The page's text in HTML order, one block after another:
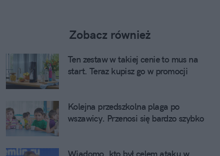
Zobacz również
Ten zestaw w takiej cenie to mus na
start. Teraz kupisz go w promocji
Kolejna przedszkolna plaga po
wszawicy. Przenosi się bardzo szybko
Wiadomo, kto był celem ataku w